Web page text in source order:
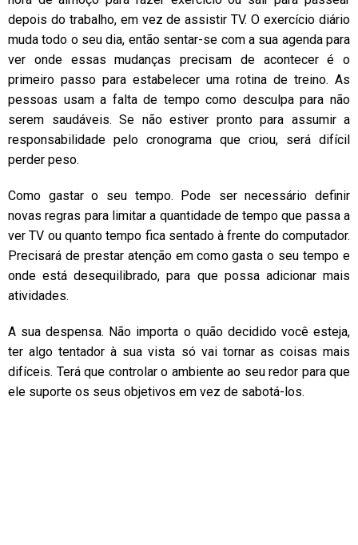
depois do trabalho, em vez de assistir TV. O exercício diário
muda todo o seu dia, então sentar-se com a sua agenda para
ver onde essas mudanças precisam de acontecer é o
primeiro passo para estabelecer uma rotina de treino. As
pessoas usam a falta de tempo como desculpa para não
serem saudáveis. Se não estiver pronto para assumir a
responsabilidade pelo cronograma que criou, será difícil
perder peso.
Como gastar o seu tempo. Pode ser necessário definir
novas regras para limitar a quantidade de tempo que passa a
ver TV ou quanto tempo fica sentado à frente do computador.
Precisará de prestar atenção em como gasta o seu tempo e
onde está desequilibrado, para que possa adicionar mais
atividades.
A sua despensa. Não importa o quão decidido você esteja,
ter algo tentador à sua vista só vai tornar as coisas mais
difíceis. Terá que controlar o ambiente ao seu redor para que
ele suporte os seus objetivos em vez de sabotá-los.